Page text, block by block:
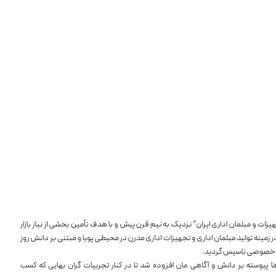
و مبلمان اداری ایران” نزدیک به نیم قرن پیش و با هدف تأمین بخشی از نیاز بازار
تولید مبلمان اداری و تجهیزات اداری مدرن در محیطی پویا و مبتنی بر دانش روز
خصوصی تاسیس گردید.
پیوسته بر دانش و آگاهی مان افزوده شد تا در کنار تجربیات گران بهایی که کسب